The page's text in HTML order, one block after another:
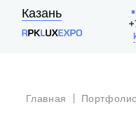
Казань
УСЛУГИ
Главная Портфолио